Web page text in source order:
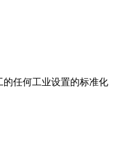
任何工业设置的标准化